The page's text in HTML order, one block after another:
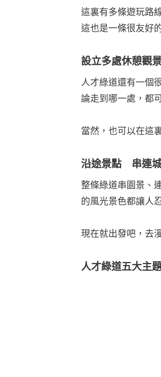
這裏有多條遊玩路
這也是一條很友好
設立多處休憩觀
人才綠道還有一個
論走到哪一處，都
當然，也可以在這
沿途景點 串連
整條綠道串園景、
的風光景色都讓人
現在就出發吧，去
人才綠道五大主